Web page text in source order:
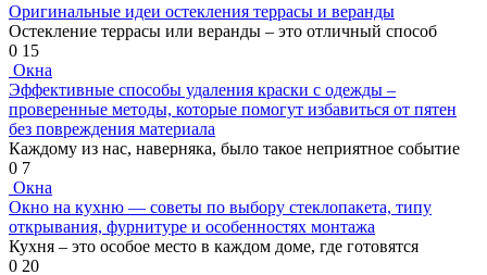
Оригинальные идеи остекления террасы и веранды
Остекление террасы или веранды – это отличный способ
0 15
Окна
Эффективные способы удаления краски с одежды –
проверенные методы, которые помогут избавиться от пятен
без повреждения материала
Каждому из нас, наверняка, было такое неприятное событие
0 7
Окна
Окно на кухню — советы по выбору стеклопакета, типу
открывания, фурнитуре и особенностях монтажа
Кухня – это особое место в каждом доме, где готовятся
0 20